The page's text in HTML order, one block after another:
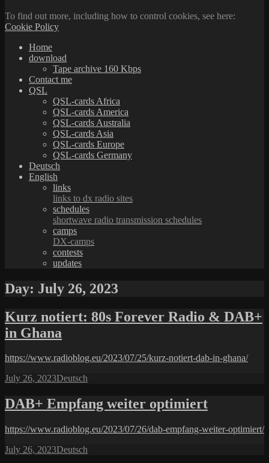
To find out more, including how to control cookies, see here:
Cookie Policy
Home
download
Tape archive 160 Kbps
Contact me
QSL
QSL-cards Africa
QSL-cards America
QSL-cards Australia
QSL-cards Asia
QSL-cards Europe
QSL-cards Germany
Deutsch
English
links
links to dx radio sites
schedules
shortwave radio transmission schedules
camps
DX-camps
contests
updates
Day: July 26, 2023
Kurz notiert: 80s Forever Radio & DAB+
in Ghana
https://www.radioblog.eu/2023/07/25/kurz-notiert-dab-in-ghana/
Posted
July 26, 2023Categories
Deutsch
DAB+ Empfang weiter optimiert
https://www.radioblog.eu/2023/07/26/dab-empfang-weiter-optimiert/
Posted
July 26, 2023Categories
Deutsch